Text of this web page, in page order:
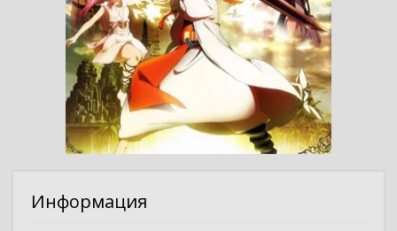
Информация